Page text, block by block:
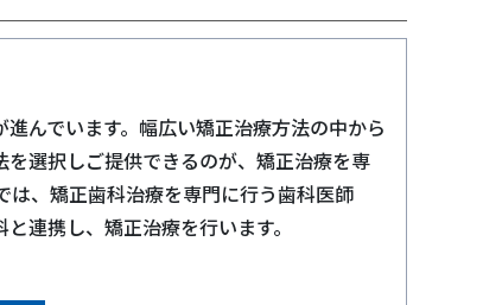
んでいます。幅広い矯正治療方法の中から
選択しご提供できるのが、矯正治療を専
は、矯正歯科治療を専門に行う歯科医師
連携し、矯正治療を行います。